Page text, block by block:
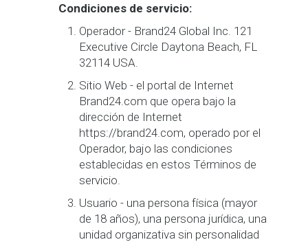
Condiciones de servicio:
Operador - Brand24 Global Inc. 121
Executive Circle Daytona Beach, FL
32114 USA.
Sitio Web - el portal de Internet
Brand24.com que opera bajo la
dirección de Internet
https://brand24.com, operado por el
Operador, bajo las condiciones
establecidas en estos Términos de
servicio.
Usuario - una persona física (mayor
de 18 años), una persona jurídica, una
unidad organizativa sin personalidad